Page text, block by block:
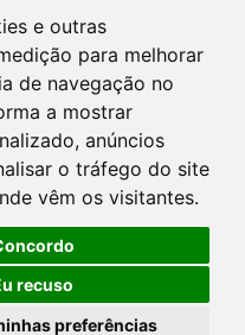
e outras
para melhorar
de navegação no
a mostrar
anúncios
o tráfego do site
vêm os visitantes.
recuso
preferências
ENVIAR
por